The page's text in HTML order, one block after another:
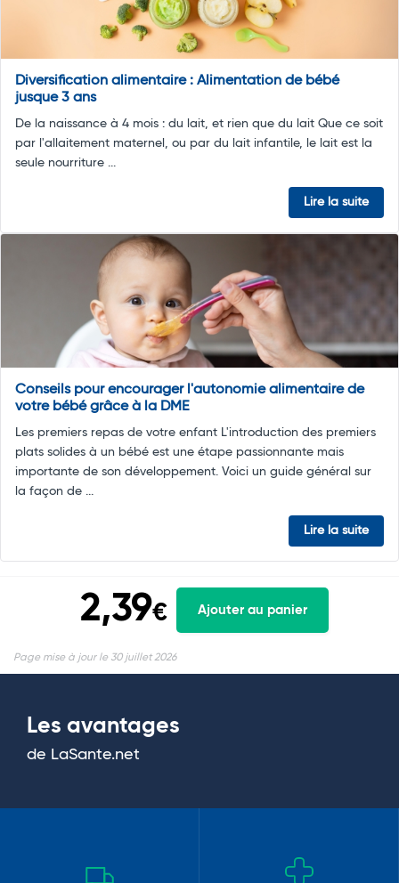
Diversification alimentaire : Alimentation de bébé
jusque 3 ans
De la naissance à 4 mois : du lait, et rien que du lait Que ce soit
par l'allaitement maternel, ou par du lait infantile, le lait est la
seule nourriture ...
Lire la suite
Conseils pour encourager l'autonomie alimentaire de
votre bébé grâce à la DME
Les premiers repas de votre enfant L'introduction des premiers
plats solides à un bébé est une étape passionnante mais
importante de son développement. Voici un guide général sur
la façon de ...
Lire la suite
2,39€ Ajouter au panier
Page mise à jour le 30 juillet 2026
Les avantages
de LaSante.net